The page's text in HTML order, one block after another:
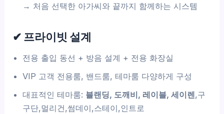
→ 처음 선택한 아가씨와 끝까지 함께하는 시스템
✔ 프라이빗 설계
전용 출입 동선 + 방음 설계 + 전용 화장실
VIP 고객 전용룸, 밴드룸, 테마룸 다양하게 구성
대표적인 테마룸: 블랜딩, 도깨비, 레이블, 세이렌,구
구단,멀리건,썸데이,스테이,인트로